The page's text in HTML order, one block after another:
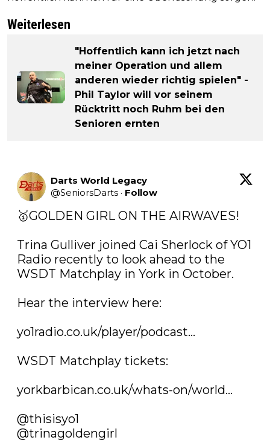
Weiterlesen
"Hoffentlich kann ich jetzt nach
meiner Operation und allem
anderen wieder richtig spielen" -
Phil Taylor will vor seinem
Rücktritt noch Ruhm bei den
Senioren ernten
Darts World Legacy
@SeniorsDarts · Follow
🥇GOLDEN GIRL ON THE AIRWAVES!
Trina Gulliver joined Cai Sherlock of YO1
Radio recently to look ahead to the
WSDT Matchplay in York in October.
Hear the interview here:
yo1radio.co.uk/player/podcast…
WSDT Matchplay tickets:
yorkbarbican.co.uk/whats-on/world…
@thisisyo1
@trinagoldengirl